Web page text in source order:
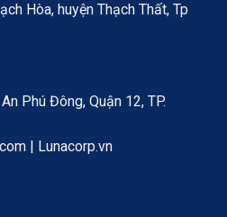
Hòa, huyện Thạch Thất, Tp
Phú Đông, Quận 12, TP.
| Lunacorp.vn